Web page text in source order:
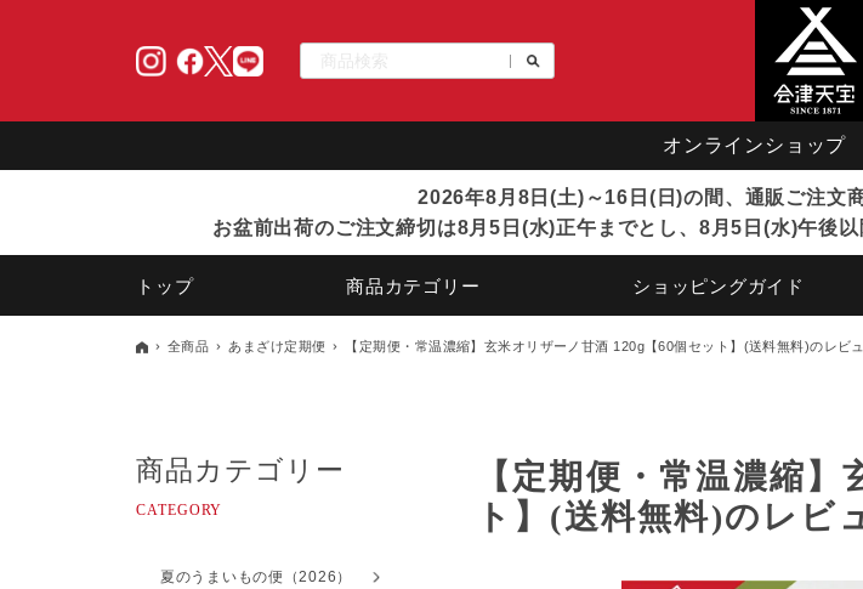
オンラインショップ
2026年8月8日(土)～16日(日)の間、通販ご注文
お盆前出荷のご注文締切は8月5日(水)正午までとし、8月5日(水)午後
トップ 商品カテゴリー ショッピングガイド
全商品 あまざけ定期便 【定期便・常温濃縮】玄米オリザーノ甘酒 120g【60個セット】(送料無料)のレビ
商品カテゴリー
夏のうまいもの便（2026）
【定期便・常温濃縮
ト】(送料無料)のレビ